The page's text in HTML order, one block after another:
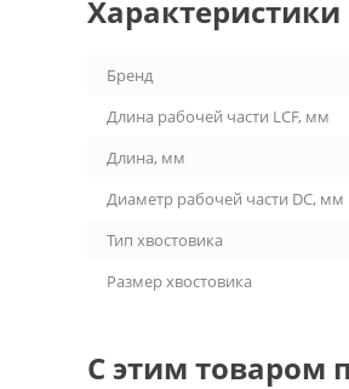
Характеристики
Бренд
Длина рабочей части LCF, мм
Длина, мм
Диаметр рабочей части DC, мм
Тип хвостовика
Размер хвостовика
С этим товаром